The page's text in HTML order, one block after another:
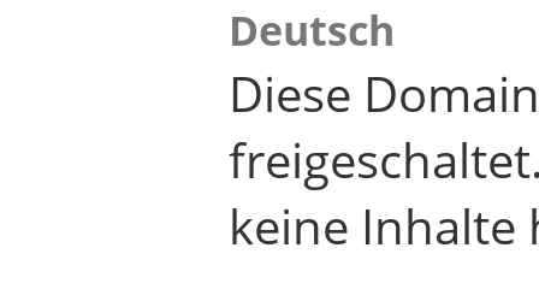
Deutsch
Diese
keine Inhalte